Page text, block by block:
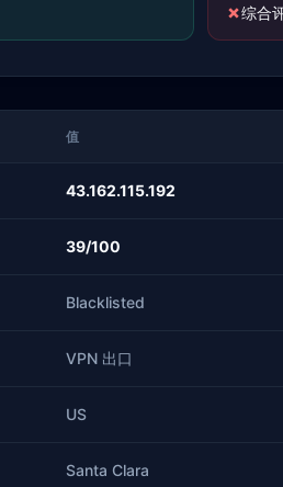
✗综合
值
43.162.115.192
39/100
Blacklisted
VPN 出口
US
Santa Clara